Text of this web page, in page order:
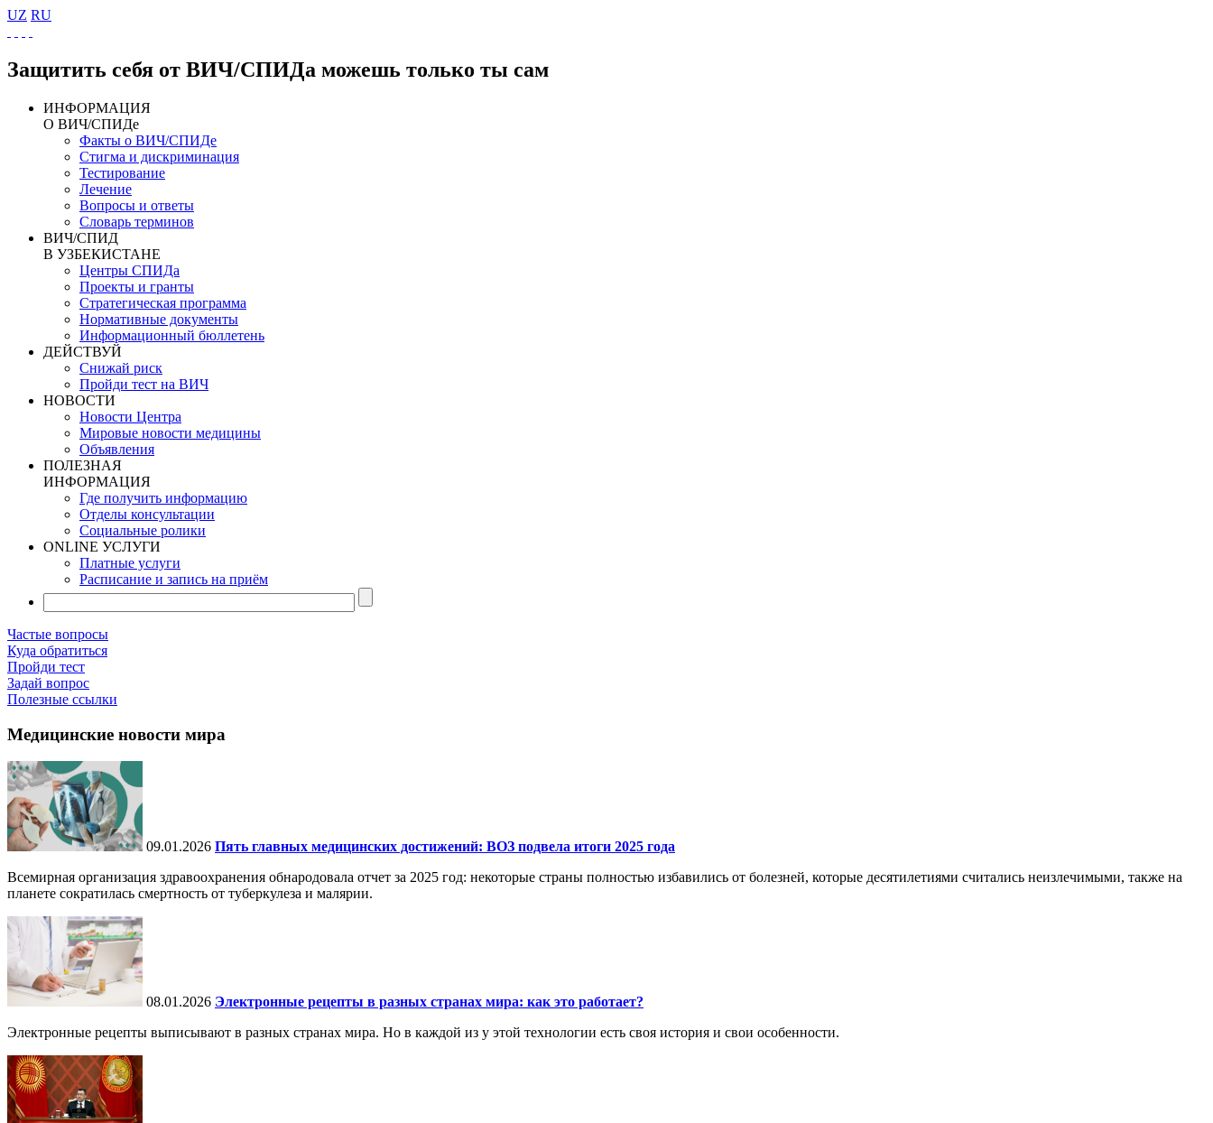
UZ RU
Защитить себя от ВИЧ/СПИДа можешь только ты сам
ИНФОРМАЦИЯ
О ВИЧ/СПИДе
Факты о ВИЧ/СПИДе
Стигма и дискриминация
Тестирование
Лечение
Вопросы и ответы
Словарь терминов
ВИЧ/СПИД
В УЗБЕКИСТАНЕ
Центры СПИДа
Проекты и гранты
Стратегическая программа
Нормативные документы
Информационный бюллетень
ДЕЙСТВУЙ
Снижай риск
Пройди тест на ВИЧ
НОВОСТИ
Новости Центра
Мировые новости медицины
Объявления
ПОЛЕЗНАЯ
ИНФОРМАЦИЯ
Где получить информацию
Отделы консультации
Социальные ролики
ONLINE УСЛУГИ
Платные услуги
Расписание и запись на приём
Частые вопросы
Куда обратиться
Пройди тест
Задай вопрос
Полезные ссылки
Медицинские новости мира
09.01.2026 Пять главных медицинских достижений: ВОЗ подвела итоги 2025 года
Всемирная организация здравоохранения обнародовала отчет за 2025 год: некоторые страны полностью избавились от болезней, которые десятилетиями считались неизлечимыми, также на
планете сократилась смертность от туберкулеза и малярии.
08.01.2026 Электронные рецепты в разных странах мира: как это работает?
Электронные рецепты выписывают в разных странах мира. Но в каждой из у этой технологии есть своя история и свои особенности.